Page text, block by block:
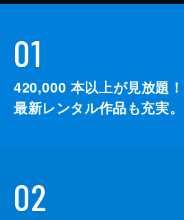
01
420,000 本以上が見放題！
最新レンタル作品も充実。
02